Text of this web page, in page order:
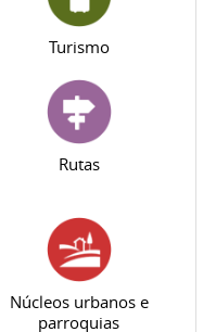
Turismo
Rutas
Núcleos urbanos e
parroquias